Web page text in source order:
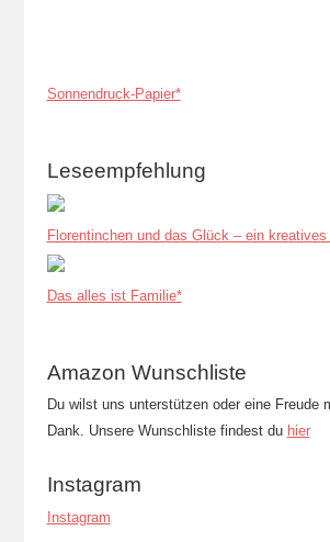
Sonnendruck-Papier*
Leseempfehlung
Florentinchen und das Glück – ein
Das alles ist Familie*
Amazon Wunschliste
Du wilst uns unterstützen oder eine Freude
Dank. Unsere Wunschliste findest du hier
Instagram
Instagram